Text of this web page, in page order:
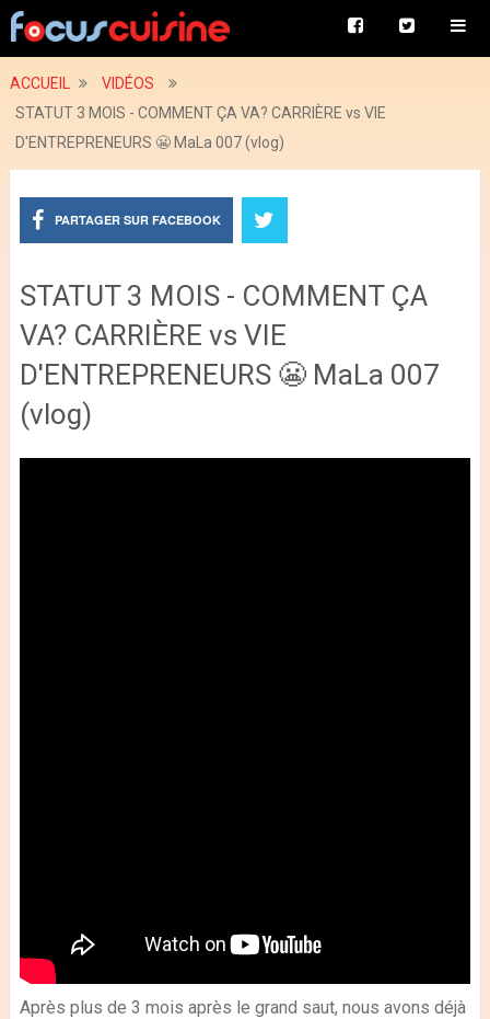
ACCUEIL
VIDÉOS
STATUT 3 MOIS - COMMENT ÇA VA? CARRIÈRE vs VIE
D'ENTREPRENEURS 😬 MaLa 007 (vlog)
PARTAGER SUR FACEBOOK
STATUT 3 MOIS - COMMENT ÇA
VA? CARRIÈRE vs VIE
D'ENTREPRENEURS 😬 MaLa 007
(vlog)
Après plus de 3 mois après le grand saut, nous avons déjà